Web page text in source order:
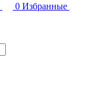
0 Избранные